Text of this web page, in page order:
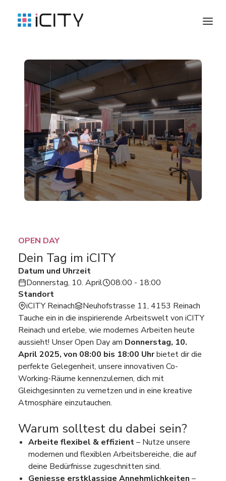
OPEN DAY
Dein Tag im iCITY
Datum und Uhrzeit
Donnerstag, 10. April
08:00 - 18:00
Standort
iCITY Reinach
Neuhofstrasse 11, 4153 Reinach
Tauche ein in die inspirierende Arbeitswelt von iCITY
Reinach und erlebe, wie modernes Arbeiten heute
aussieht! Unser Open Day am Donnerstag, 10.
April 2025, von 08:00 bis 18:00 Uhrbietet dir die
perfekte Gelegenheit, unsere innovativen Co-
Working-Räume kennenzulernen, dich mit
Gleichgesinnten zu vernetzen und in eine kreative
Atmosphäre einzutauchen.
Warum solltest du dabei sein?
Arbeite flexibel & effizient– Nutze unsere
modernen und flexiblen Arbeitsbereiche, die auf
deine Bedürfnisse zugeschnitten sind.
Geniesse erstklassige Annehmlichkeiten –